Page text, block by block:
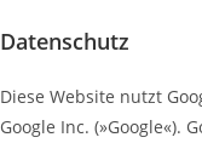
Datenschutz
Diese Website nutzt
Google Inc. (»Google«).